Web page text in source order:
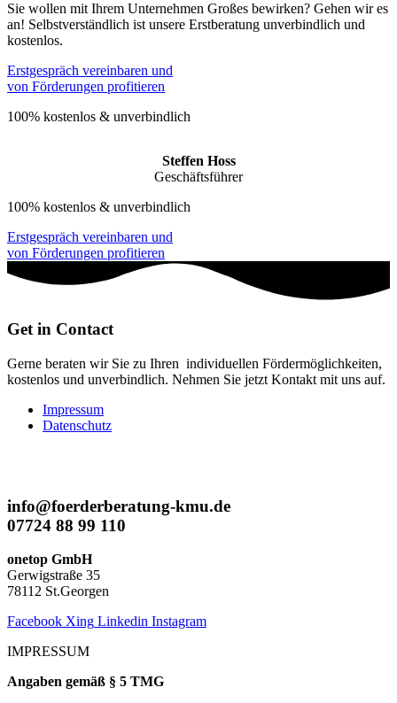
Sie wollen mit Ihrem Unternehmen Großes bewirken? Gehen wir es
an! Selbstverständlich ist unsere Erstberatung unverbindlich und
kostenlos.
Erstgespräch vereinbaren und
von Förderungen profitieren
100% kostenlos & unverbindlich
Steffen Hoss
Geschäftsführer
100% kostenlos & unverbindlich
Erstgespräch vereinbaren und
von Förderungen profitieren
Get in Contact
Gerne beraten wir Sie zu Ihren individuellen Fördermöglichkeiten,
kostenlos und unverbindlich. Nehmen Sie jetzt Kontakt mit uns auf.
Impressum
Datenschutz
info@foerderberatung-kmu.de
07724 88 99 110
onetop GmbH
Gerwigstraße 35
78112 St.Georgen
Facebook Xing Linkedin Instagram
IMPRESSUM
Angaben gemäß § 5 TMG